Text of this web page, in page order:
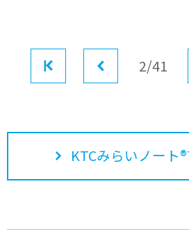
前へ2/41
KTCみらいノート